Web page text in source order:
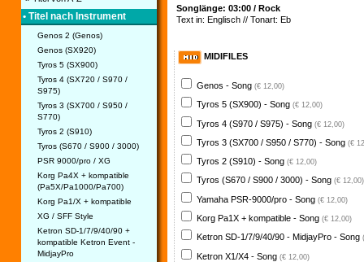
• Titel nach Instrument
Genos 2 (Genos)
Genos (SX920)
Tyros 5 (SX900)
Tyros 4 (SX720 / S970 /
S975)
Tyros 3 (SX700 / S950 /
S770)
Tyros 2 (S910)
Tyros (S670 / S900 / 3000)
PSR 9000/pro / XG
Korg Pa4X + kompatible
(Pa5X/Pa1000/Pa700)
Korg Pa1/X + kompatible
XG / SFF Style
Ketron SD-1/7/9/40/90 +
kompatible Ketron Event -
MidjayPro
Songlänge: 03:00 / Rock
Text in: Englisch // Tonart: Eb
MIDIFILES
Genos - Song (€ 12,00)
Tyros 5 (SX900) - Song (€ 12,00)
Tyros 4 (S970 / S975) - Song (€ 12,00)
Tyros 3 (SX700 / S950 / S770) - Song (€
Tyros 2 (S910) - Song (€ 12,00)
Tyros (S670 / S900 / 3000) - Song (€ 12,00)
Yamaha PSR-9000/pro - Song (€ 12,00)
Korg Pa1X + kompatible - Song (€ 12,00)
Ketron SD-1/7/9/40/90 - MidjayPro - Song
Ketron X1/X4 - Song (€ 12,00)